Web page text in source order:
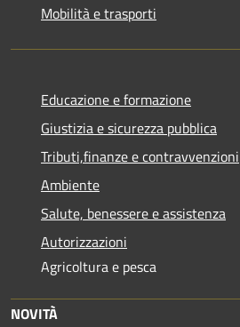
Mobilità e trasporti
Educazione e formazione
Giustizia e sicurezza pubblica
Tributi,finanze e contravvenzioni
Ambiente
Salute, benessere e assistenza
Autorizzazioni
Agricoltura e pesca
NOVITÀ